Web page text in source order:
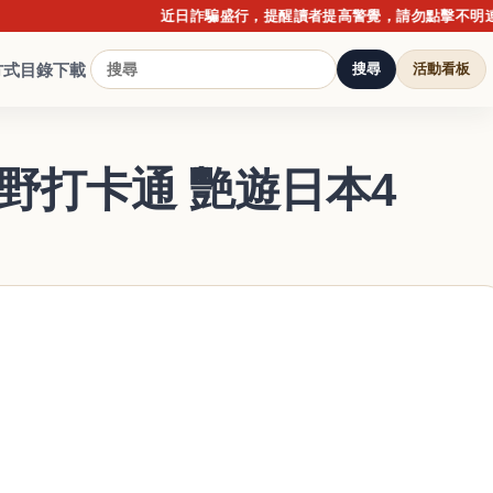
近日詐騙盛行，提醒讀者提高警覺，請勿點擊不明連結或
式目錄下載 搜尋 活動看板
打卡通 艷遊日本4